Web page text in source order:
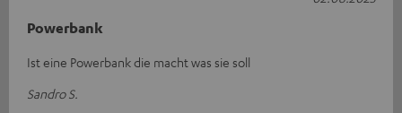
Powerbank
Ist eine Powerbank die macht was sie soll
Sandro S.